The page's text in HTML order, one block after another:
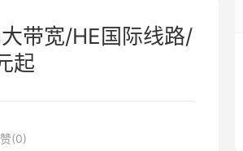
带宽/HE国际线路/
起
赞(0)